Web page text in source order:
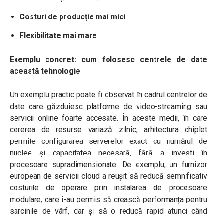
Costuri de producție mai mici
Flexibilitate mai mare
Exemplu concret: cum folosesc centrele de date
această tehnologie
Un exemplu practic poate fi observat în cadrul centrelor de
date care găzduiesc platforme de video-streaming sau
servicii online foarte accesate. În aceste medii, în care
cererea de resurse variază zilnic, arhitectura chiplet
permite configurarea serverelor exact cu numărul de
nuclee și capacitatea necesară, fără a investi în
procesoare supradimensionate. De exemplu, un furnizor
european de servicii cloud a reușit să reducă semnificativ
costurile de operare prin instalarea de procesoare
modulare, care i-au permis să crească performanța pentru
sarcinile de vârf, dar și să o reducă rapid atunci când